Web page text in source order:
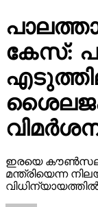
കേസ്:
ഇരയെ
മന്ത്രിയെന്ന